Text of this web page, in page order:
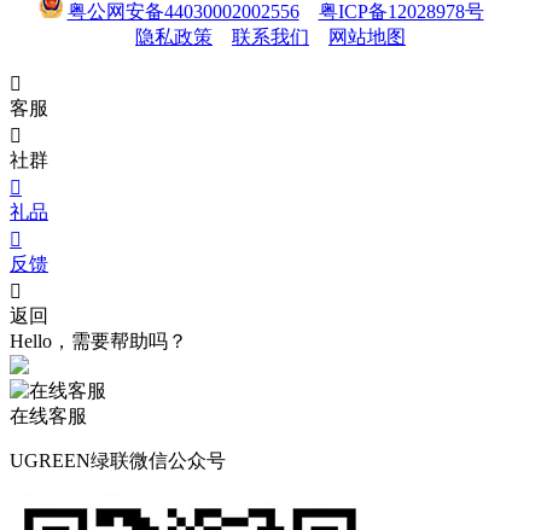
粤公网安备44030002002556
粤ICP备12028978号
隐私政策
联系我们 网站地图

客服

社群

礼品

反馈

返回
Hello，需要帮助吗？
在线客服
UGREEN绿联微信公众号